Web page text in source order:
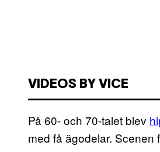
VIDEOS BY VICE
På 60- och 70-talet blev
med få ägodelar. Scenen